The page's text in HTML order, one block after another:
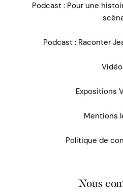
Podcast : Pour une
Podcast : Raconter
Expositions
Mentions
Politique de
Nous